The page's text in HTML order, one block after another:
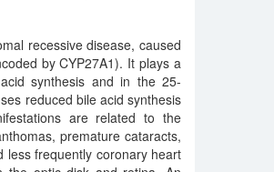
recessive disease, caused
by CYP27A1). It plays a
synthesis and in the 25-
reduced bile acid synthesis
are related to the
premature cataracts,
less frequently coronary heart